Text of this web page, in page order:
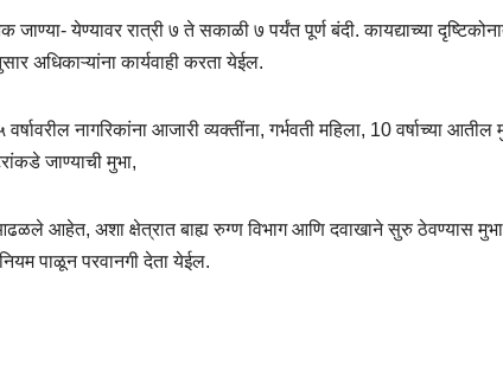
जाण्या- येण्यावर रात्री ७ ते सकाळी ७ पर्यंत पूर्ण बंदी. कायद्याच्या
अधिकाऱ्यांना कार्यवाही करता येईल.
वर्षावरील नागरिकांना आजारी व्यक्तींना,गर्भवती महिला, 10 वर्षाच्या आतील
जाण्याची मुभा,
आढळले आहेत, अशा क्षेत्रात बाह्य रुग्ण विभाग आणि दवाखाने सुरु ठेवण्यास मुभा
पाळून परवानगी देता येईल.